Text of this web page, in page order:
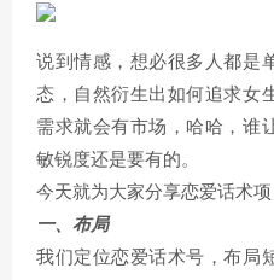
说到情感，想必很多人都是
态，自然衍生出如何追求女
需求就会有市场，哈哈，谁
敏锐度还是要有的。
今天就为大家分享恋爱话术项
一、布局
我们定位恋爱话术号，布局